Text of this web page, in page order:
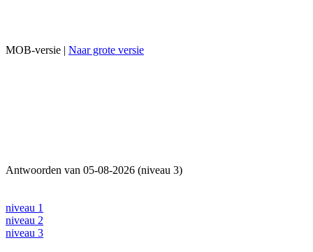
MOB-versie | Naar grote versie
Antwoorden van 05-08-2026 (niveau 3)
niveau 1
niveau 2
niveau 3